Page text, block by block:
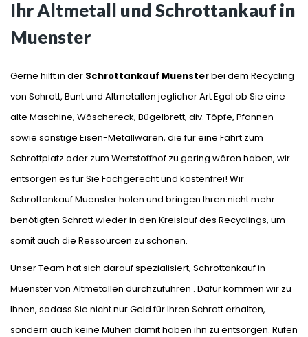
WIR HOLEN IHREN
SCHROTT AB
Kostenfreie abholung
Ihr Altmetall und Schrottankauf in
Muenster
Gerne hilft in der Schrottankauf Muensterbei dem Recycling
von Schrott, Bunt und Altmetallen jeglicher Art Egal ob Sie eine
alte Maschine, Wäschereck, Bügelbrett, div. Töpfe, Pfannen
sowie sonstige Eisen-Metallwaren, die für eine Fahrt zum
Schrottplatz oder zum Wertstoffhof zu gering wären haben, wir
entsorgen es für Sie Fachgerecht und kostenfrei! Wir
Schrottankauf Muenster holen und bringen Ihren nicht mehr
benötigten Schrott wieder in den Kreislauf des Recyclings, um
somit auch die Ressourcen zu schonen.
Unser Team hat sich darauf spezialisiert, Schrottankauf in
Muenster von Altmetallen durchzuführen . Dafür kommen wir zu
Ihnen, sodass Sie nicht nur Geld für Ihren Schrott erhalten,
sondern auch keine Mühen damit haben ihn zu entsorgen. Rufen